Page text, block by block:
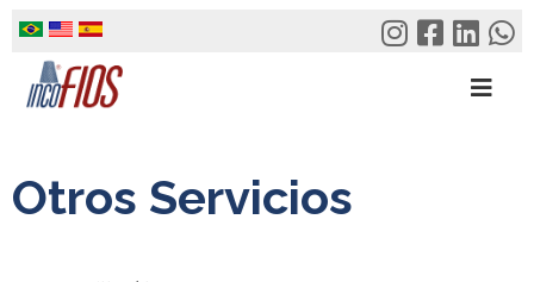
content
Otros Servicios